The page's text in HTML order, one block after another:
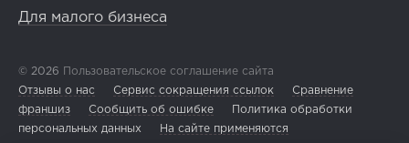
Для малого бизнеса
© 2026 Пользовательское соглашение сайта
Отзывы о нас
Сервис сокращения ссылок
Сравнение
франшиз
Сообщить об ошибке
Политика обработки
персональных данных
На сайте применяются